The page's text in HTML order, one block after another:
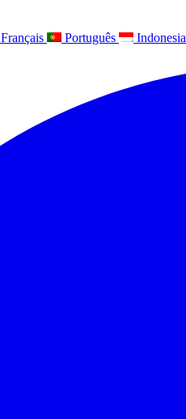
Français Português
Indonesia